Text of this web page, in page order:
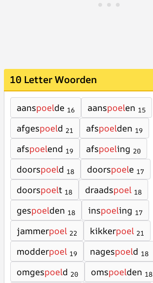
10 Letter Woorden
aanspoelde 16 aanspoelen 15
afgespoeld 21 afspoelden 19
afspoelend 19 afspoeling 20
doorspoeld 18 doorspoele 17
doorspoelt 18 draadspoel 18
gespoelden 18 inspoeling 17
jammerpoel 22 kikkerpoel 21
modderpoel 19 nagespoeld 18
omgespoeld 20 omspoelden 18